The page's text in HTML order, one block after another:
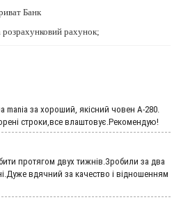
Банк
розрахунковий рахунок;
mania за хороший, якісний човен А-280.
строки,все влаштовує.Рекомендую!
протягом двух тижнів.Зробили за два
вдячний за качество і відношенням